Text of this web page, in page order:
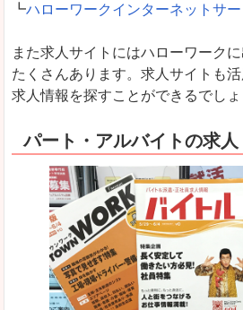
┗ハローワークインターネットサー
また求人サイトにはハローワーク
たくさんあります。求人サイトも
求人情報を探すことができるでしょ
パート・アルバイトの求